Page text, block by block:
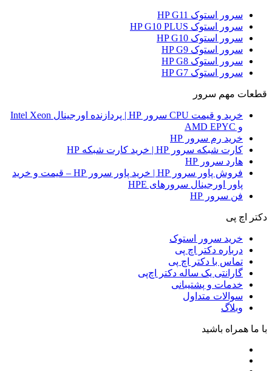
سرور استوک HP G11
سرور استوک HP G10 PLUS
سرور استوک HP G10
سرور استوک HP G9
سرور استوک HP G8
سرور استوک HP G7
قطعات مهم سرور
خرید و قیمت CPU سرور HP | پردازنده اورجینال Intel Xeon
و AMD EPYC
خرید رم سرور HP
کارت شبکه سرور HP | خرید کارت شبکه HP
هارد سرور HP
فروش پاور سرور HP | خرید پاور سرور HP – قیمت و خرید
پاور اورجینال سرورهای HPE
فن سرور HP
دکتر اچ پی
خرید سرور استوک
درباره دکتر اچ پی
تماس با دکتر اچ پی
گارانتی یک ساله دکتر اچ‌پی
خدمات و پشتیبانی
سوالات متداول
وبلاگ
با ما همراه باشید